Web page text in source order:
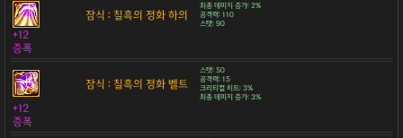
잠식 : 칠흑의 정화 하의
최종 데미지 증가: 2%
공격력: 110
스탯: 90
+12
증폭
잠식 : 칠흑의 정화 벨트
스탯: 50
공격력: 15
크리티컬 히트: 3%
최종 데미지 증가: 3%
+12
증폭